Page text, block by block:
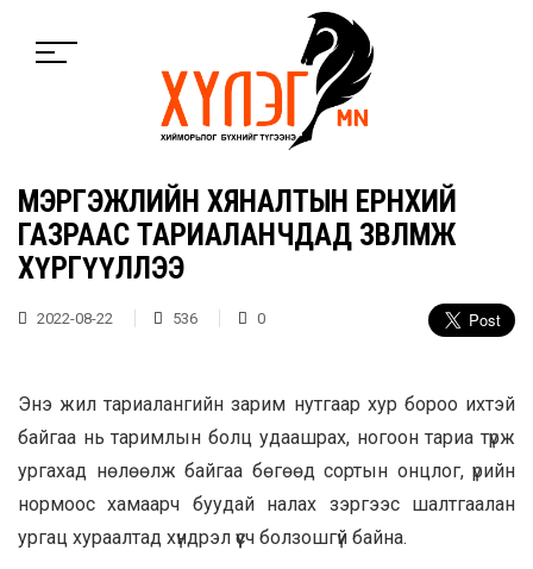
МЭРГЭЖЛИЙН ХЯНАЛТЫН ЕРӨНХИЙ
ГАЗРААС ТАРИАЛАНЧДАД ЗӨВЛӨМЖ
ХҮРГҮҮЛЛЭЭ
2022-08-22 536 0
Энэ жил тариалангийн зарим нутгаар хур бороо ихтэй
байгаа нь таримлын болц удаашрах, ногоон тариа түрж
ургахад нөлөөлж байгаа бөгөөд сортын онцлог, үрийн
нормоос хамаарч буудай налах зэргээс шалтгаалан
ургац хураалтад хүндрэл үүсч болзошгүй байна.